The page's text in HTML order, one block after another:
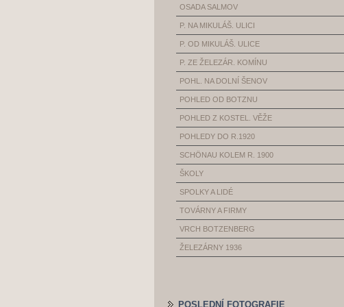
OSADA SALMOV
P. NA MIKULÁŠ. ULICI
P. OD MIKULÁŠ. ULICE
P. ZE ŽELEZÁR. KOMÍNU
POHL. NA DOLNÍ ŠENOV
POHLED OD BOTZNU
POHLED Z KOSTEL. VĚŽE
POHLEDY DO R.1920
SCHÖNAU KOLEM R. 1900
ŠKOLY
SPOLKY A LIDÉ
TOVÁRNY A FIRMY
VRCH BOTZENBERG
ŽELEZÁRNY 1936
POSLEDNÍ FOTOGRAFIE